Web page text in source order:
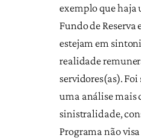
exemplo que haja
Fundo de Reserva
estejam em
realidade
servidores(as).
uma análise mais
sinistralidade,
Programa não